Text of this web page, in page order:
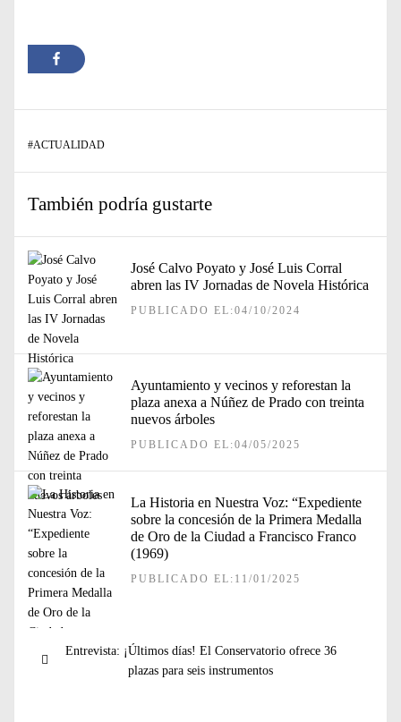
#ACTUALIDAD
También podría gustarte
José Calvo Poyato y José Luis Corral
abren las IV Jornadas de Novela Histórica
PUBLICADO EL:04/10/2024
Ayuntamiento y vecinos y reforestan la
plaza anexa a Núñez de Prado con treinta
nuevos árboles
PUBLICADO EL:04/05/2025
La Historia en Nuestra Voz: “Expediente
sobre la concesión de la Primera Medalla
de Oro de la Ciudad a Francisco Franco
(1969)
PUBLICADO EL:11/01/2025
de
Entrada
Entrevista: ¡Últimos días! El Conservatorio ofrece 36
plazas para seis instrumentos